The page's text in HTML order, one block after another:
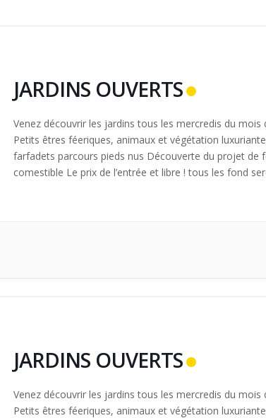
JARDINS OUVERTS
Venez découvrir les jardins tous les mercredis du mois
Petits êtres féeriques, animaux et végétation
farfadets parcours pieds nus Découverte du projet de
comestible Le prix de l’entrée et libre ! tous les fond
JARDINS OUVERTS
Venez découvrir les jardins tous les mercredis du mois
Petits êtres féeriques, animaux et végétation